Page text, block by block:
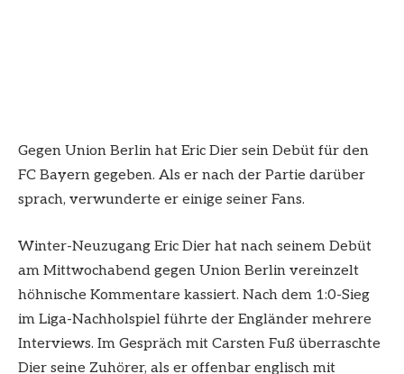
Gegen Union Berlin hat Eric Dier sein Debüt für den
FC Bayern gegeben. Als er nach der Partie darüber
sprach, verwunderte er einige seiner Fans.
Winter-Neuzugang Eric Dier hat nach seinem Debüt
am Mittwochabend gegen Union Berlin vereinzelt
höhnische Kommentare kassiert. Nach dem 1:0-Sieg
im Liga-Nachholspiel führte der Engländer mehrere
Interviews. Im Gespräch mit Carsten Fuß überraschte
Dier seine Zuhörer, als er offenbar englisch mit